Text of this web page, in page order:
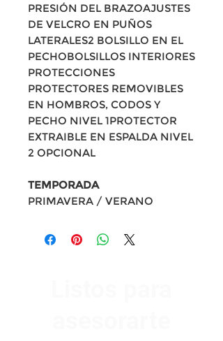
PRESIÓN DEL BRAZOAJUSTES
DE VELCRO EN PUÑOS
LATERALES2 BOLSILLO EN EL
PECHOBOLSILLOS INTERIORES
PROTECCIONES
PROTECTORES REMOVIBLES
EN HOMBROS, CODOS Y
PECHO NIVEL 1PROTECTOR
EXTRAIBLE EN ESPALDA NIVEL
2 OPCIONAL
TEMPORADA
PRIMAVERA / VERANO